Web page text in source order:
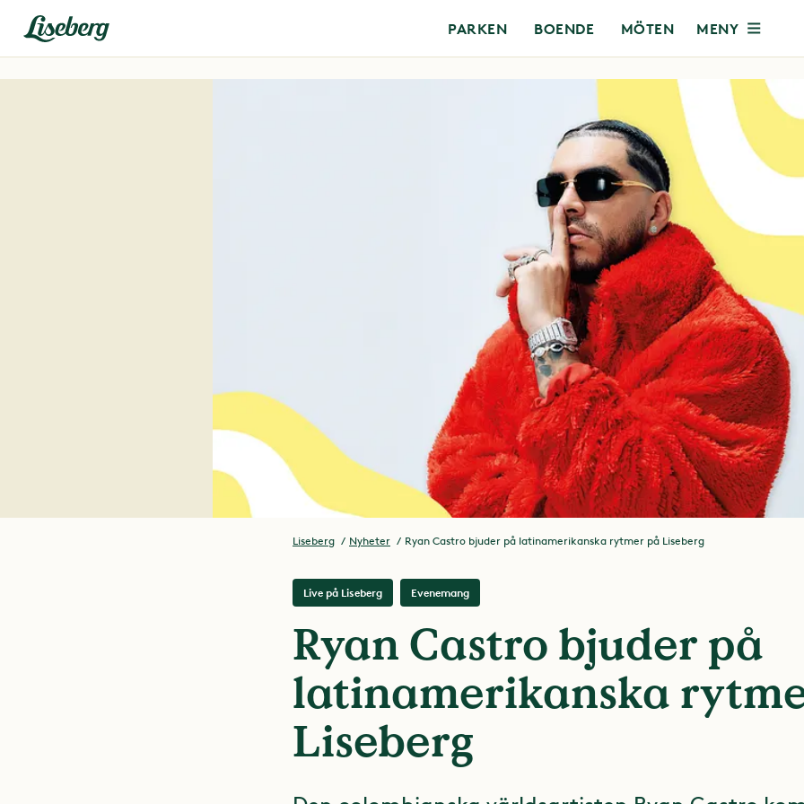
PARKEN BOENDE MÖTEN MENY
Liseberg Nyheter Ryan Castro bjuder på latinamerikanska rytmer på Liseberg
Live på Liseberg Evenemang
Ryan Castro bjuder på
latinamerikanska
Liseberg